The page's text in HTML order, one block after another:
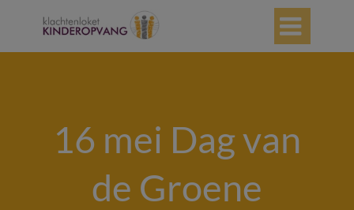

16 mei Dag van
de Groene